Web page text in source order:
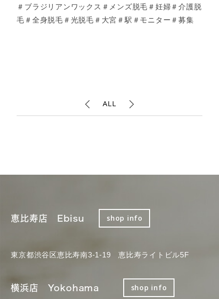
＃ブラジリアンワックス＃メンズ脱毛＃妊婦＃介護脱
毛＃全身脱毛＃光脱毛＃大宮＃駅＃モニター＃募集
ALL
恵比寿店 Ebisu shop info
東京都渋谷区恵比寿南3-1-19 恵比寿ライトビル5F
横浜店 Yokohama shop info